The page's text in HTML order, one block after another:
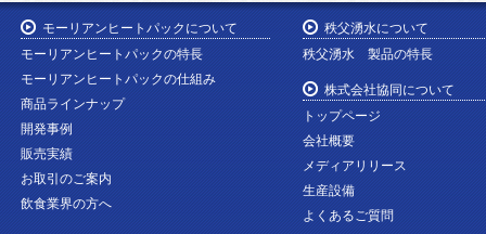
モーリアンヒートパックについて
モーリアンヒートパックの特長
モーリアンヒートパックの仕組み
商品ラインナップ
開発事例
販売実績
お取引のご案内
飲食業界の方へ
秩父湧水について
秩父湧水 製品の特長
株式会社協同について
トップページ
会社概要
メディアリリース
生産設備
よくあるご質問